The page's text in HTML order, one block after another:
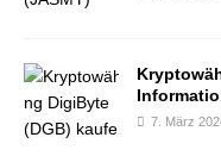
7. März